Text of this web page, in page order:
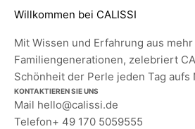
Willkommen bei CALISSI
Mit Wissen und Erfahrung aus
Familiengenerationen, zelebriert
Schönheit der Perle jeden Tag aufs
KONTAKTIEREN SIE UNS
Mail hello@calissi.de
Telefon+ 49 170 5059555